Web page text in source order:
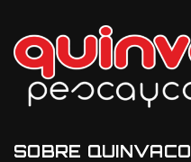
SOBRE QUINVACO